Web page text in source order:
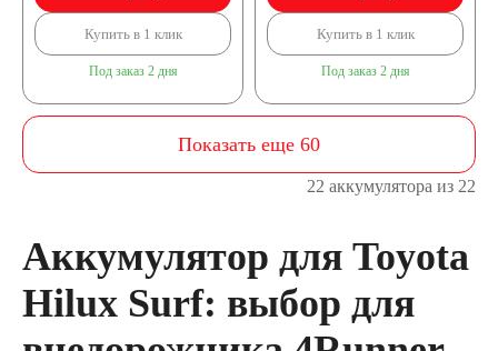
Купить в 1 клик
Под заказ 2 дня
Купить в 1 клик
Под заказ 2 дня
Показать еще 60
22 аккумулятора из 22
Аккумулятор для Toyota
Hilux Surf: выбор для